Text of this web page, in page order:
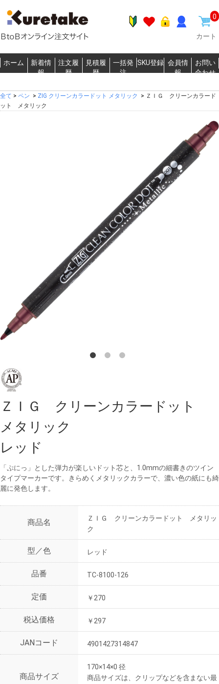
0
カート
ホーム
新着情
報
注文履
歴
見積履
歴
一括発
注
SKU登録 会員情
報
お問い
合わせ
全て > ペン > ZIG クリーンカラードット メタリック > ＺＩＧ クリーンカラード
ット メタリック
ＺＩＧ クリーンカラードット
メタリック
レッド
「ぷにっ」とした弾力が楽しいドット芯と、1.0mmの細書きのツイン
タイプマーカーです。きらめくメタリックカラーで、濃い色の紙にも綺
麗に発色します。
商品名
ＺＩＧ クリーンカラードット メタリッ
ク
型／色 レッド
品番 TC-8100-126
定価 ￥270
税込価格 ￥297
JANコード 4901427314847
商品サイズ
170×14×0 径
商品サイズは、クリップなどを含まない最